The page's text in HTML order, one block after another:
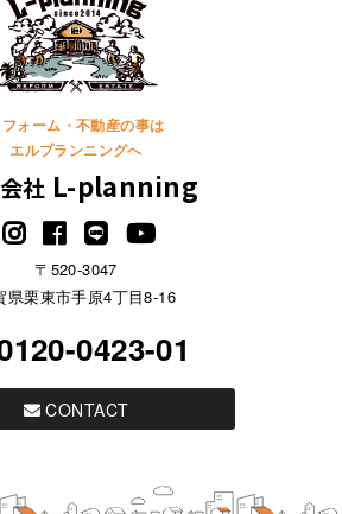
フォーム・不動産の事は
エルプランニングへ
社 L-planning
〒520-3047
県栗東市手原4丁目8-16
0423-01
CONTACT